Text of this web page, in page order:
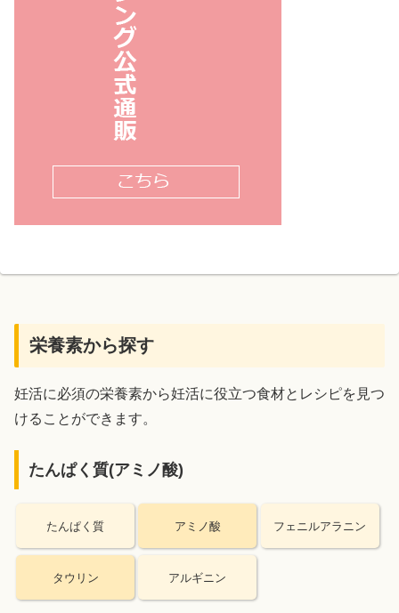
栄養素から探す
妊活に必須の栄養素から妊活に役立つ食材とレシピを見つ
けることができます。
たんぱく質(アミノ酸)
たんぱく質 アミノ酸 フェニルアラニン
タウリン アルギニン